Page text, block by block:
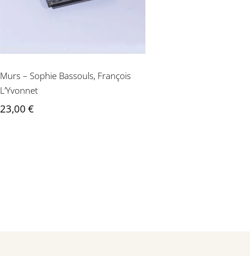
Murs – Sophie Bassouls, François
L’Yvonnet
23,00 €